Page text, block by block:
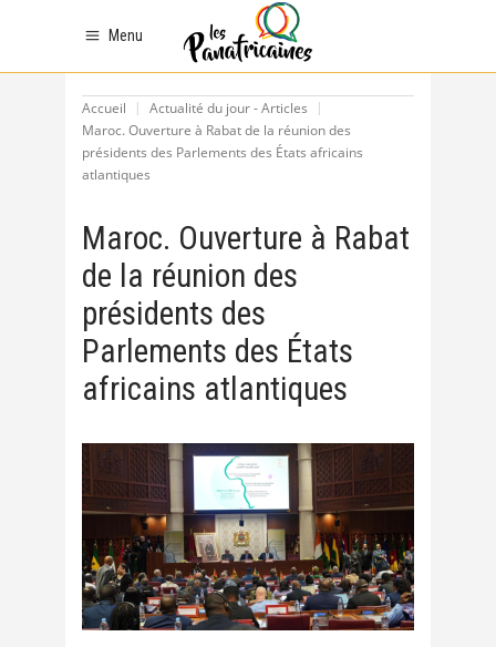
Menu
Accueil
Actualité du jour - Articles
Maroc. Ouverture à Rabat de la réunion des
présidents des Parlements des États africains
atlantiques
Maroc. Ouverture à Rabat
de la réunion des
présidents des
Parlements des États
africains atlantiques